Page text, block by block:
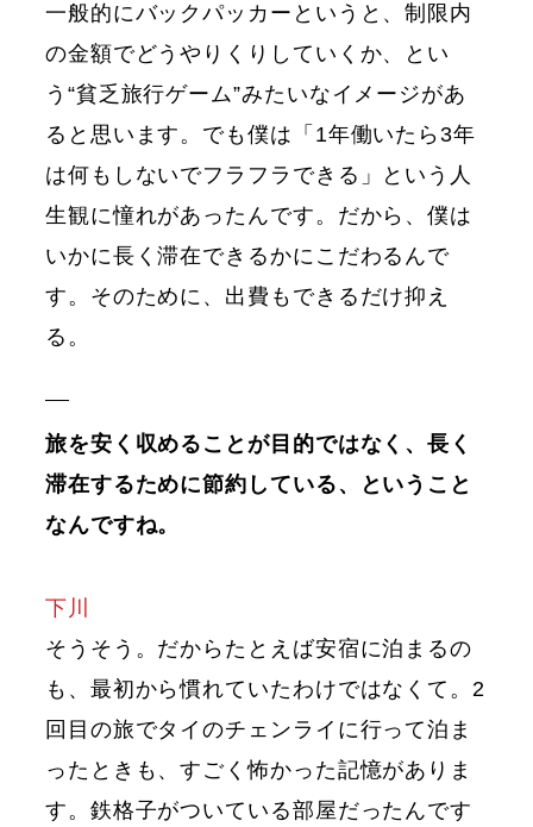
一般的にバックパッカーというと、制限内
の金額でどうやりくりしていくか、とい
う“貧乏旅行ゲーム”みたいなイメージがあ
ると思います。でも僕は「1年働いたら3年
は何もしないでフラフラできる」という人
生観に憧れがあったんです。だから、僕は
いかに長く滞在できるかにこだわるんで
す。そのために、出費もできるだけ抑え
る。
旅を安く収めることが目的ではなく、長く
滞在するために節約している、ということ
なんですね。
下川
そうそう。だからたとえば安宿に泊まるの
も、最初から慣れていたわけではなくて。2
回目の旅でタイのチェンライに行って泊ま
ったときも、すごく怖かった記憶がありま
す。鉄格子がついている部屋だったんです